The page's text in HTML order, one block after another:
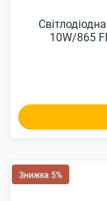
10W/865
Знижка 5%